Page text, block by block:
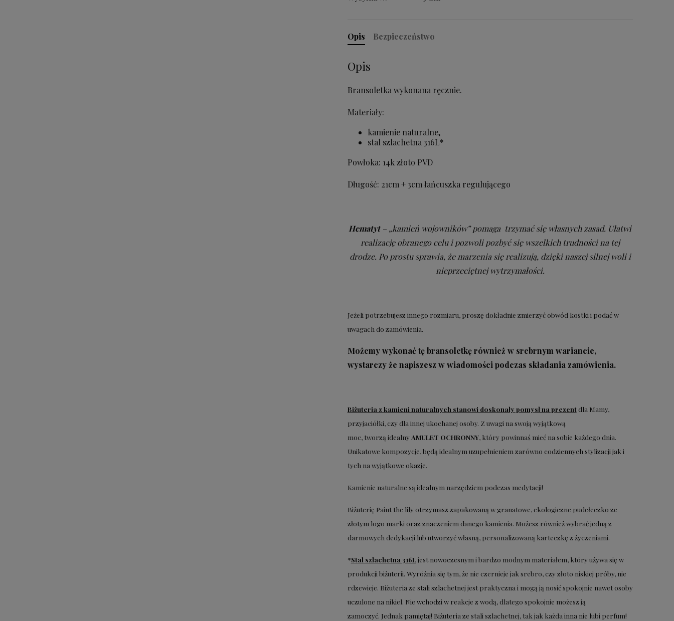
Opis Bezpieczeństwo
Opis
Bransoletka wykonana ręcznie.
Materiały:
kamienie naturalne,
stal szlachetna 316L*
Powłoka: 14k złoto PVD
Długość: 21cm + 3cm łańcuszka regulującego
Hematyt– „kamień wojowników” pomaga trzymać się własnych zasad. Ułatwi
realizację obranego celu i pozwoli pozbyć się wszelkich trudności na tej
drodze. Po prostu sprawia, że marzenia się realizują, dzięki naszej silnej woli i
nieprzeciętnej wytrzymałości.
Jeżeli potrzebujesz innego rozmiaru, proszę dokładnie zmierzyć obwód kostki i podać w
uwagach do zamówienia.
Możemy wykonać tę bransoletkę również w srebrnym wariancie,
wystarczy że napiszesz w wiadomości podczas składania zamówienia.
Biżuteria z kamieni naturalnych stanowi doskonały pomysł na prezent dla Mamy,
przyjaciółki, czy dla innej ukochanej osoby. Z uwagi na swoją wyjątkową
moc, tworzą idealny AMULET OCHRONNY, który powinnaś mieć na sobie każdego dnia.
Unikatowe kompozycje, będą idealnym uzupełnieniem zarówno codziennych stylizacji jak i
tych na wyjątkowe okazje.
Kamienie naturalne są idealnym narzędziem podczas medytacji!
Biżuterię Paint the lily otrzymasz zapakowaną w granatowe, ekologiczne pudełeczko ze
złotym logo marki oraz znaczeniem danego kamienia. Możesz również wybrać jedną z
darmowych dedykacji lub utworzyć własną, personalizowaną karteczkę z życzeniami.
*Stal szlachetna 316Ljest nowoczesnym i bardzo modnym materiałem, który używa się w
produkcji biżuterii. Wyróżnia się tym, że nie czernieje jak srebro, czy złoto niskiej próby, nie
rdzewieje. Biżuteria ze stali szlachetnej jest praktyczna i mogą ją nosić spokojnie nawet osoby
uczulone na nikiel. Nie wchodzi w reakcje z wodą, dlatego spokojnie możesz ją
zamoczyć. Jednak pamiętaj! Biżuteria ze stali szlachetnej, tak jak każda inna nie lubi perfum!